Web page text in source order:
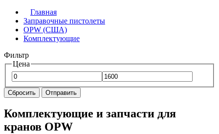
Главная
Заправочные пистолеты
OPW (США)
Комплектующие
Фильтр
Цена
Сбросить Отправить
Комплектующие и запчасти для
кранов OPW